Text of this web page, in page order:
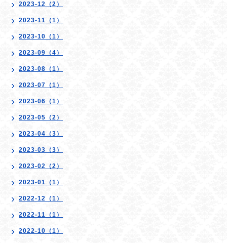
2023-12（2）
2023-11（1）
2023-10（1）
2023-09（4）
2023-08（1）
2023-07（1）
2023-06（1）
2023-05（2）
2023-04（3）
2023-03（3）
2023-02（2）
2023-01（1）
2022-12（1）
2022-11（1）
2022-10（1）